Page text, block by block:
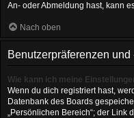
An- oder Abmeldung hast, kann
Nach oben
Benutzerpräferenzen
Wie kann ich meine
Wenn du dich registriert hast,
Datenbank des Boards
„Persönlichen Bereich“; der Link